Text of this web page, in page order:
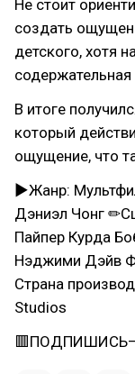
Не стоит
создать
детского, хотя
содержательная
В итоге
который
ощущение, что
▶Жанр:
Дэниэл Чонг
Пайпер Курда
Нэджими Дэйв
Страна
Studios